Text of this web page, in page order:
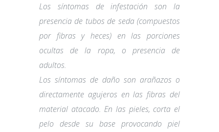
Los síntomas de infestación son la
presencia de tubos de seda (compuestos
por fibras y heces) en las porciones
ocultas de la ropa, o presencia de
adultos.
Los síntomas de daño son arañazos o
directamente agujeros en las fibras del
material atacado. En las pieles, corta el
pelo desde su base provocando piel